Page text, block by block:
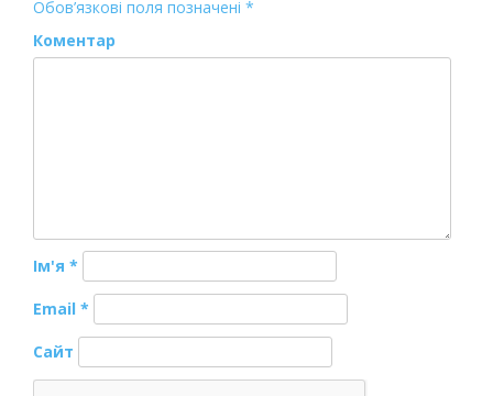
Обов’язкові поля позначені *
Коментар
Ім'я *
Email *
Сайт